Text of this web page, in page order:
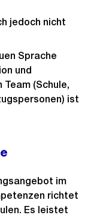
jedoch nicht
Sprache
und
(Schule,
ist
im
richtet
Es leistet